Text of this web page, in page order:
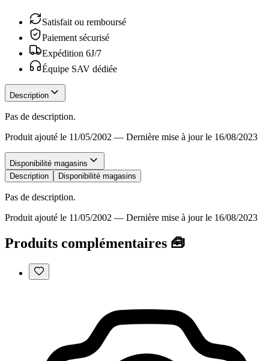
Satisfait ou remboursé
Paiement sécurisé
Expédition 6J/7
Équipe SAV dédiée
Description
Pas de description.
Produit ajouté le 11/05/2002 — Dernière mise à jour le 16/08/2023
Disponibilité magasins
Description
Disponibilité magasins
Pas de description.
Produit ajouté le 11/05/2002 — Dernière mise à jour le 16/08/2023
Produits complémentaires 🧰